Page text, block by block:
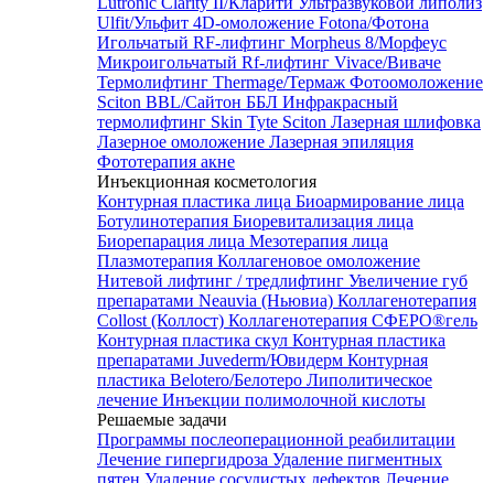
Ulfit/Ульфит 4D-омоложение Fotona/Фотона
Игольчатый RF-лифтинг Morpheus 8/Морфеус
Микроигольчатый Rf-лифтинг Vivace/Виваче
Термолифтинг Thermage/Термаж Фотоомоложение
Sciton BBL/Сайтон ББЛ Инфракрасный
термолифтинг Skin Tyte Sciton Лазерная шлифовка
Лазерное омоложение Лазерная эпиляция
Фототерапия акне
Инъекционная косметология
Контурная пластика лица Биоармирование лица
Ботулинотерапия Биоревитализация лица
Биорепарация лица Мезотерапия лица
Плазмотерапия Коллагеновое омоложение
Нитевой лифтинг / тредлифтинг Увеличение губ
препаратами Neauvia (Ньювиа) Коллагенотерапия
Collost (Коллост) Коллагенотерапия СФЕРО®гель
Контурная пластика скул Контурная пластика
препаратами Juvederm/Ювидерм Контурная
пластика Belotero/Белотеро Липолитическое
лечение Инъекции полимолочной кислоты
Решаемые задачи
Программы послеоперационной реабилитации
Лечение гипергидроза Удаление пигментных
пятен Удаление сосудистых дефектов Лечение